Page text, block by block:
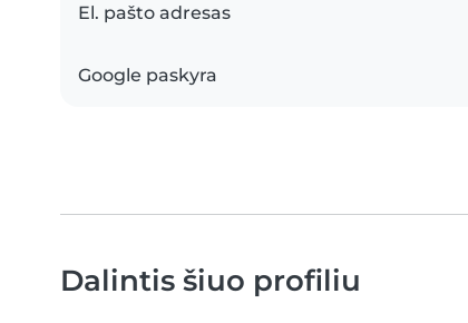
El. pašto adresas
Google paskyra
Dalintis šiuo profiliu